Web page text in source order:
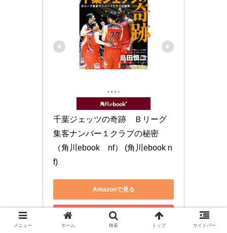
千葉ジェッツの奇跡　Ｂリーグ
集客ナンバー１クラブの秘密
（角川ebook　nf） (角川ebook n
f)
Amazonで見る
楽天市場で見る
メニュー ホーム 検索 トップ サイドバー